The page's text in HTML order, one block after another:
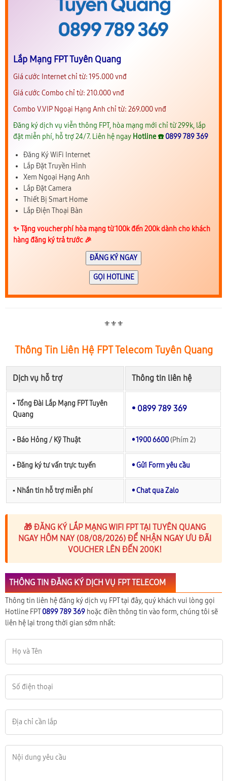
Lắp Mạng FPT Tuyên Quang
Giá cước Internet chỉ từ: 195.000 vnđ
Giá cước Combo chỉ từ: 210.000 vnđ
Combo V.VIP Ngoại Hạng Anh chỉ từ: 269.000 vnđ
Đăng ký dịch vụ viễn thông FPT, hòa mạng mới chỉ từ 299k, lắp
đặt miễn phí, hỗ trợ 24/7. Liên hệ ngay Hotline ☎️0899 789 369
Đăng Ký WiFi Internet
Lắp Đặt Truyền Hình
Xem Ngoại Hạng Anh
Lắp Đặt Camera
Thiết Bị Smart Home
Lắp Điện Thoại Bàn
✨️ Tặng voucher phí hòa mạng từ 100k đến 200k dành cho khách
hàng đăng ký trả trước 🎉
ĐĂNG KÝ NGAY
GỌI HOTLINE
⚜️⚜️⚜️
Thông Tin Liên Hệ FPT Telecom Tuyên Quang
Dịch vụ hỗ trợ Thông tin liên hệ
▪︎ Tổng Đài Lắp Mạng FPT Tuyên
Quang
• 0899 789 369
▪︎ Báo Hỏng / Kỹ Thuật • 1900 6600 (Phím 2)
▪︎ Đăng ký tư vấn trực tuyến • Gửi Form yêu cầu
▪︎ Nhắn tin hỗ trợ miễn phí • Chat qua Zalo
🎁 ĐĂNG KÝ LẮP MẠNG WIFI FPT TẠI TUYÊN QUANG
NGAY HÔM NAY (08/08/2026) ĐỂ NHẬN NGAY ƯU ĐÃI
VOUCHER LÊN ĐẾN 200K!
THÔNG TIN ĐĂNG KÝ DỊCH VỤ FPT TELECOM
Thông tin liên hệ đăng ký dịch vụ FPT tại đây, quý khách vui lòng gọi
Hotline FPT0899 789 369 hoặc điền thông tin vào form, chúng tôi sẽ
liên hệ lại trong thời gian sớm nhất: